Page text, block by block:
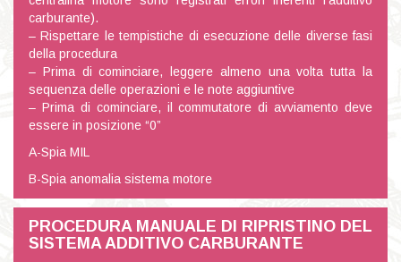
carburante).
– Rispettare le tempistiche di esecuzione delle diverse fasi
della procedura
– Prima di cominciare, leggere almeno una volta tutta la
sequenza delle operazioni e le note aggiuntive
– Prima di cominciare, il commutatore di avviamento deve
essere in posizione “0”
A-Spia MIL
B-Spia anomalia sistema motore
PROCEDURA MANUALE DI RIPRISTINO DEL
SISTEMA ADDITIVO CARBURANTE